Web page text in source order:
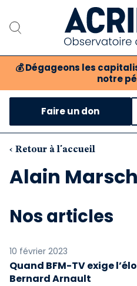
💰 Dégageons les
notre
Notre
Notre
Nos
Notre
Faire un don
‹ Retour à l'accueil
Alain
Nos articles
10 février 2023
Quand BFM-TV exige
Bernard Arnault